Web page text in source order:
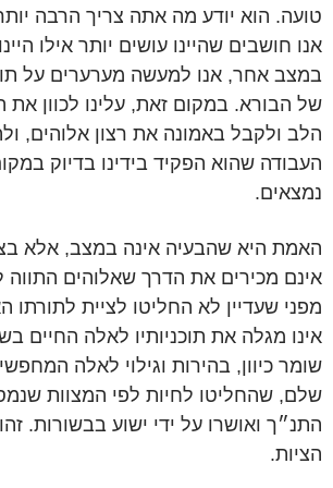
טועה. הוא יודע מה אתה צריך הרבה
אנו חושבים שהיינו עושים יותר אילו
במצב אחר, אנו למעשה מערערים על
של הבורא. במקום זאת, עלינו לכוון
הלב ולקבל באמונה את רצון אלוהים,
העבודה שהוא הפקיד בידינו בדיוק
נמצאים.
האמת היא שהבעיה אינה במצב, אלא
אינם מכירים את הדרך שאלוהים התווה
מפני שעדיין לא החליטו לציית לתורתו
אינו מגלה את תוכניותיו לאלה החיים
שומר כיוון, בהירות וגילוי לאלה
שלם, שהחליטו לחיות לפי המצוות
התנ״ך ואושרו על ידי ישוע בבשורות.
הציות.